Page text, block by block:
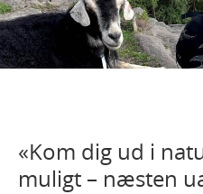
«Kom dig ud i
muligt – næsten